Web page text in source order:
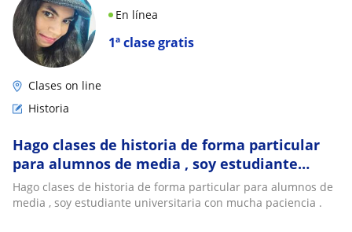
1ª clase gratis
En línea
Clases on line
Historia
Hago clases de historia de forma particular
para alumnos de media , soy estudiante
universitaria con mucha paciencia
Hago clases de historia de forma particular para alumnos de
media , soy estudiante universitaria con mucha paciencia .